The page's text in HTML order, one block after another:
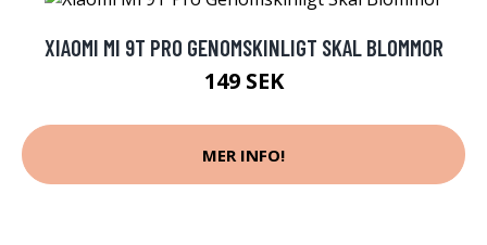
XIAOMI MI 9T PRO GENOMSKINLIGT SKAL BLOMMOR
149 SEK
MER INFO!